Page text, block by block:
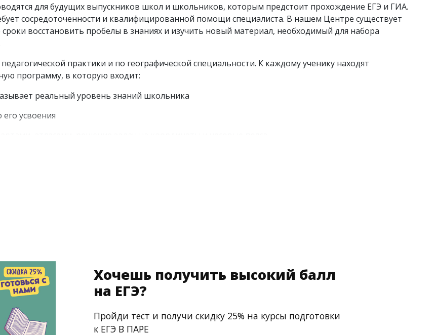
для будущих выпускников школ и школьников, которым предстоит прохождение ЕГЭ и ГИА.
сосредоточенности и квалифицированной помощи специалиста. В нашем Центре существует
восстановить пробелы в знаниях и изучить новый материал, необходимый для набора
практики и по географической специальности. К каждому ученику находят
программу, в которую входит:
реальный уровень знаний школьника
усвоения
атласами, решение задач на координаты и часовые пояса
Хочешь получить высокий балл
на ЕГЭ?
Пройди тест и получи скидку 25% на курсы подготовки
к ЕГЭ В ПАРЕ